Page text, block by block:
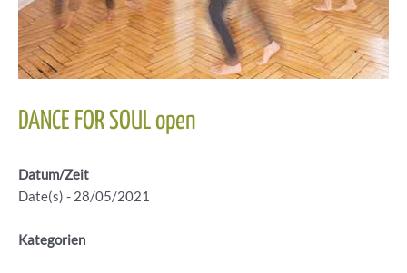
DANCE FOR SOUL open
Datum/Zeit
Date(s) - 28/05/2021
Kategorien